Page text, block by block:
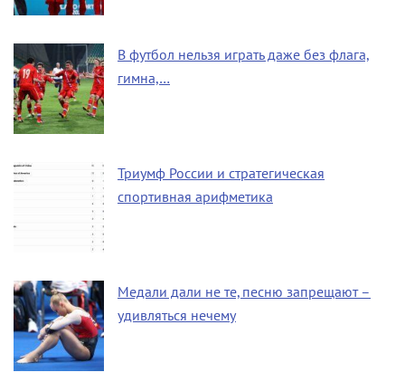
В футбол нельзя играть даже без флага,
гимна,…
Триумф России и стратегическая
спортивная арифметика
Медали дали не те, песню запрещают –
удивляться нечему